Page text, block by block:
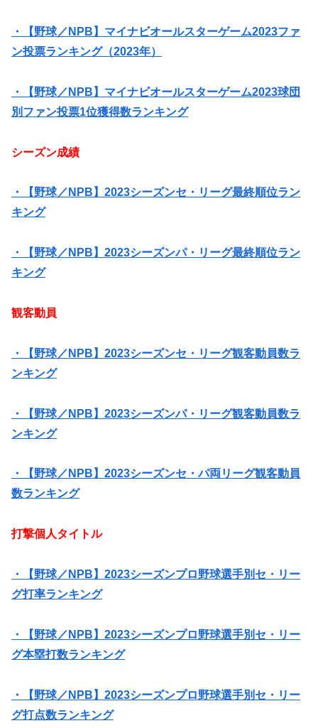
・【野球／NPB】マイナビオールスターゲーム2023ファ
ン投票ランキング（2023年）
・【野球／NPB】マイナビオールスターゲーム2023球団
別ファン投票1位獲得数ランキング
シーズン成績
・【野球／NPB】2023シーズンセ・リーグ最終順位ラン
キング
・【野球／NPB】2023シーズンパ・リーグ最終順位ラン
キング
観客動員
・【野球／NPB】2023シーズンセ・リーグ観客動員数ラ
ンキング
・【野球／NPB】2023シーズンパ・リーグ観客動員数ラ
ンキング
・【野球／NPB】2023シーズンセ・パ両リーグ観客動員
数ランキング
打撃個人タイトル
・【野球／NPB】2023シーズンプロ野球選手別セ・リー
グ打率ランキング
・【野球／NPB】2023シーズンプロ野球選手別セ・リー
グ本塁打数ランキング
・【野球／NPB】2023シーズンプロ野球選手別セ・リー
グ打点数ランキング